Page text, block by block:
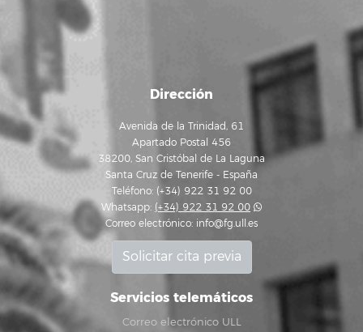
Dirección
Avenida de la Trinidad, 61
Apartado Postal 456
38200, San Cristóbal de La Laguna
Santa Cruz de Tenerife - España
Teléfono: (+34) 922 31 92 00
Whatsapp: (+34) 922 31 92 00
Correo electrónico: info@fg.ull.es
Solicitar cita previa
Servicios telemáticos
Correo electrónico ULL